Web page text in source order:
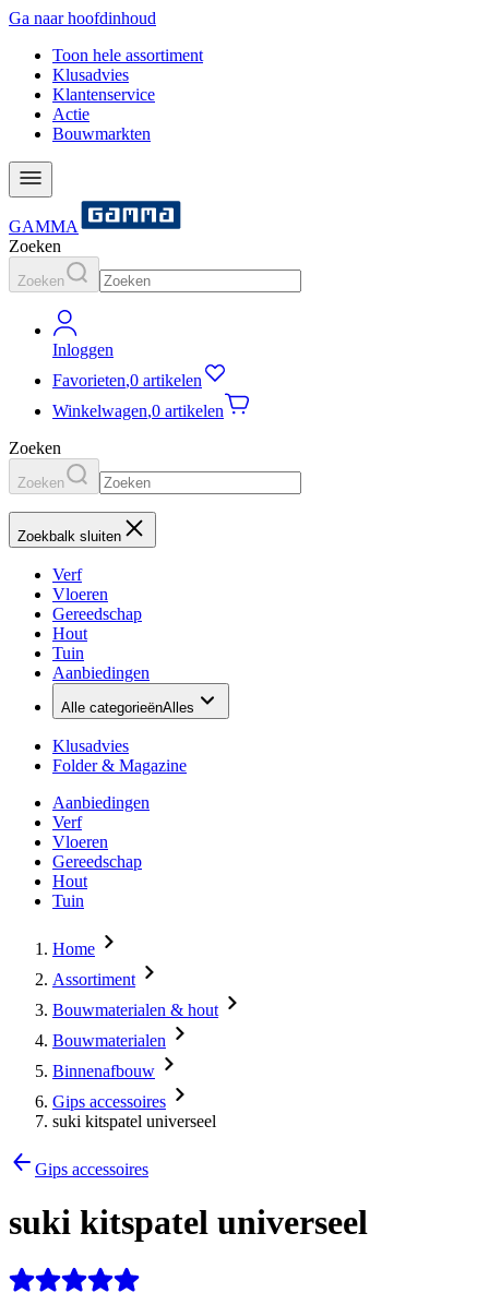
Ga naar hoofdinhoud
Toon hele assortiment
Klusadvies
Klantenservice
Actie
Bouwmarkten
GAMMA
Zoeken
Zoeken
Inloggen
Favorieten,0 artikelen
Winkelwagen,0 artikelen
Zoeken
Zoeken
Zoekbalk sluiten
Verf
Vloeren
Gereedschap
Hout
Tuin
Aanbiedingen
Alle categorieënAlles
Klusadvies
Folder & Magazine
Aanbiedingen
Verf
Vloeren
Gereedschap
Hout
Tuin
Home
Assortiment
Bouwmaterialen & hout
Bouwmaterialen
Binnenafbouw
Gips accessoires
suki kitspatel universeel
Gips accessoires
suki kitspatel universeel